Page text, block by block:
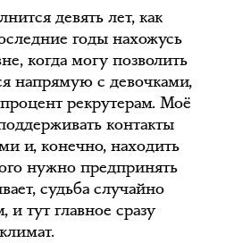
девять лет, как
годы нахожусь
когда могу позволить
напрямую с девочками,
рекрутерам. Моё
контакты
и, конечно, находить
нужно предпринять
судьба случайно
тут главное сразу